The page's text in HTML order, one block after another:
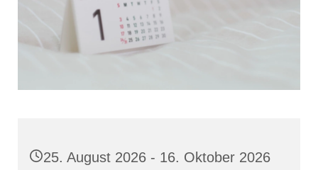
25. August 2026 - 16. Oktober 2026